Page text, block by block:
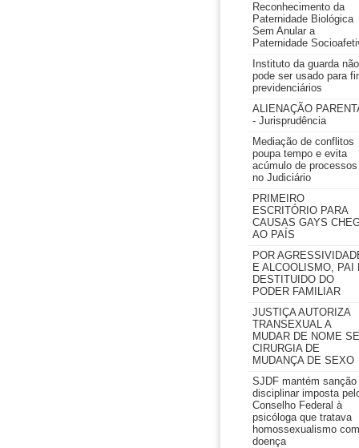
Reconhecimento da
Paternidade Biológica
Sem Anular a
Paternidade
Instituto da guarda não
pode ser usado para
previdenciários
ALIENAÇÃO
- Jurisprudência
Mediação de conflitos
poupa tempo e evita
acúmulo de processos
no Judiciário
PRIMEIRO
ESCRITÓRIO PARA
CAUSAS GAYS
AO PAÍS
POR
E ALCOOLISMO, PAI
DESTITUIDO DO
PODER FAMILIAR
JUSTIÇA AUTORIZA
TRANSEXUAL A
MUDAR DE NOME
CIRURGIA DE
MUDANÇA DE SEXO
SJDF mantém sanção
disciplinar imposta
Conselho Federal à
psicóloga que tratava
homossexualismo
doença